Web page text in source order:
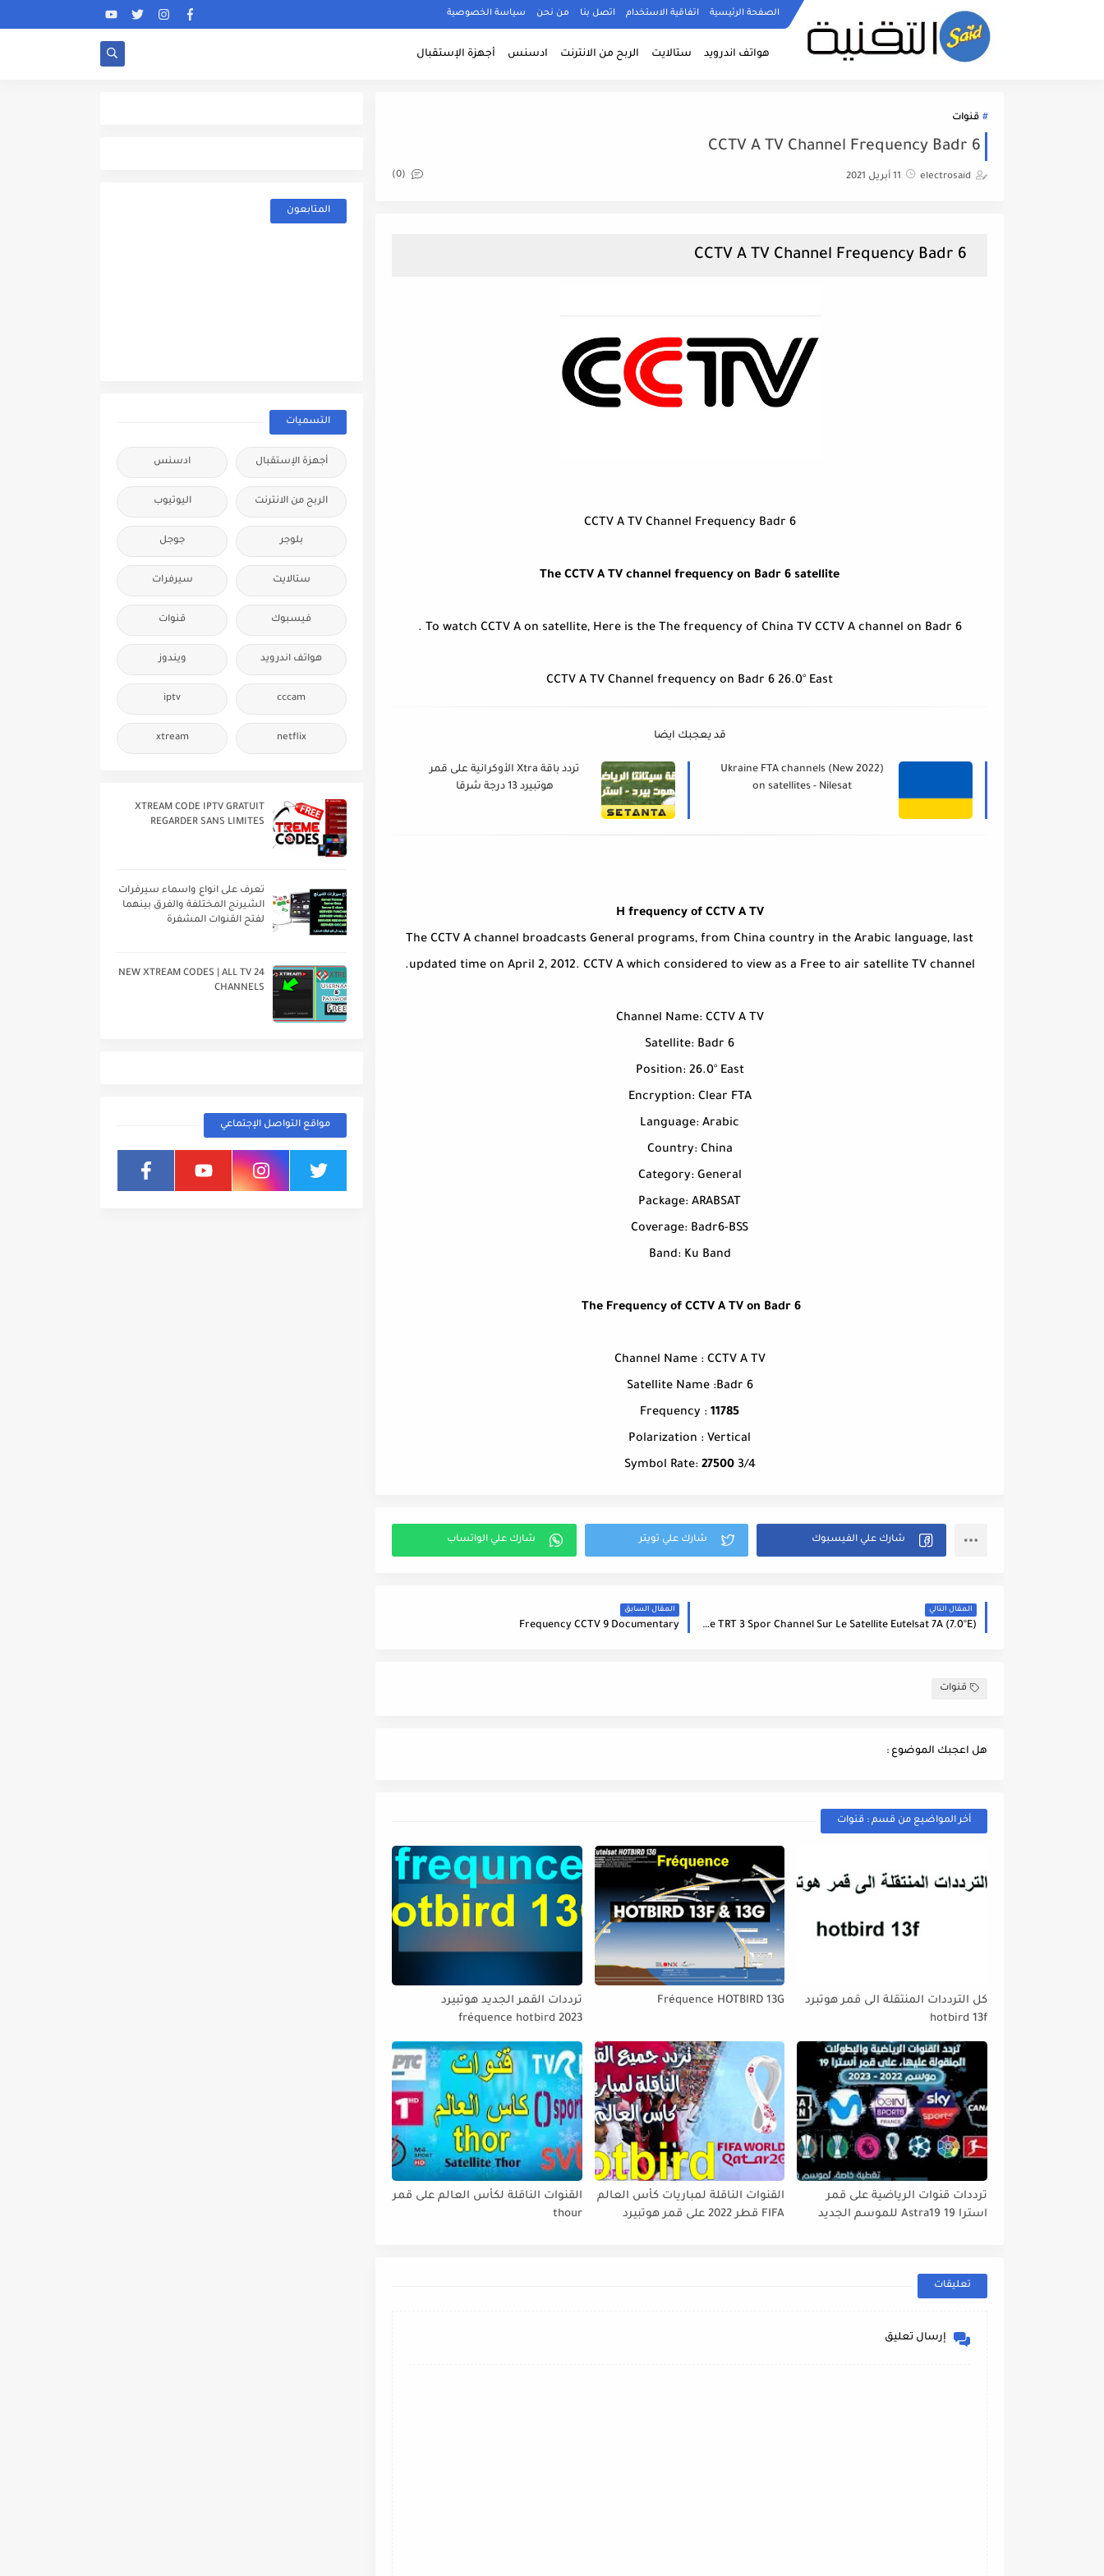
الصفحة الرئيسية اتفاقية الاستخدام اتصل بنا من نحن سياسة الخصوصية
هواتف اندرويد ستالايت الربح من الانترنت ادسنس أجهزة الإستقبال
قنوات
CCTV A TV Channel Frequency Badr 6
electrosaid 11 أبريل 2021 (0)
CCTV A TV Channel Frequency Badr 6
The CCTV A TV channel frequency on Badr 6 satellite
To watch CCTV A on satellite, Here is the The frequency of China TV CCTV A channel on Badr 6 .
CCTV A TV Channel frequency on Badr 6 26.0° East
قد يعجبك ايضا
(New 2022) Ukraine FTA channels
on satellites - Nilesat
تردد باقة Xtra الأوكرانية على قمر
هوتبيرد 13 درجة شرقا
H frequency of CCTV A TV
The CCTV A channel broadcasts General programs, from China country in the Arabic language, last
updated time on April 2, 2012. CCTV A which considered to view as a Free to air satellite TV channel.
Channel Name: CCTV A TV
Satellite: Badr 6
Position: 26.0° East
Encryption: Clear FTA
Language: Arabic
Country: China
Category: General
Package: ARABSAT
Coverage: Badr6-BSS
Band: Ku Band
The Frequency of CCTV A TV on Badr 6
Channel Name : CCTV A TV
Satellite Name :Badr 6
Frequency : 11785
Polarization : Vertical
Symbol Rate: 27500 3/4
المقال التالي
Fréquence TRT 3 Spor Channel Sur Le Satellite Eutelsat 7A (7.0°E) - تردد قناة
المقال السابق
Frequency CCTV 9 Documentary
قنوات
هل اعجبك الموضوع :
أخر المواضيع من قسم : قنوات
كل الترددات المنتقلة الى قمر هوتبرد
hotbird 13f
Fréquence HOTBIRD 13G
ترددات القمر الجديد هوتبيرد
fréquence hotbird 2023
ترددات قنوات الرياضية على قمر
استرا 19 Astra19 للموسم الجديد
القنوات الناقلة لمباريات كأس العالم
FIFA قطر 2022 على قمر هوتبيرد
القنوات الناقلة لكأس العالم على قمر
thour
تعليقات
إرسال تعليق
المتابعون
التسميات
أجهزة الإستقبال ادسنس
الربح من الانترنت اليوتيوب
بلوجر جوجل
ستالايت سيرفرات
فيسبوك قنوات
هواتف اندرويد ويندوز
cccam
iptv
netflix
xtream
XTREAM CODE IPTV GRATUIT
REGARDER SANS LIMITES
تعرف على انواع واسماء سيرفرات
الشيرنج المختلفة والفرق بينهما
لفتح القنوات المشفرة
24 NEW XTREAM CODES | ALL TV
CHANNELS
مواقع التواصل الإجتماعي